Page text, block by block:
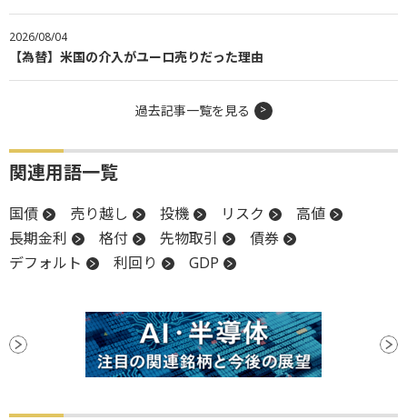
2026/08/04
【為替】米国の介入がユーロ売りだった理由
過去記事一覧を見る
関連用語一覧
国債 売り越し 投機 リスク
高値
長期金利
格付 先物取引
債券
デフォルト
利回り GDP